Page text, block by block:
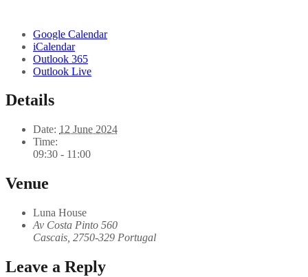
Google Calendar
iCalendar
Outlook 365
Outlook Live
Details
Date: 12 June 2024
Time:
09:30 - 11:00
Venue
Luna House
Av Costa Pinto 560
Cascais 2750-329 Portugal
Leave a Reply